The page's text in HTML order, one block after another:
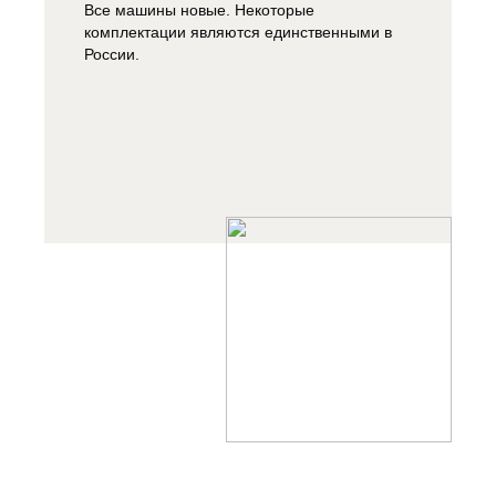
Все машины новые. Некоторые
комплектации являются единственными в
России.